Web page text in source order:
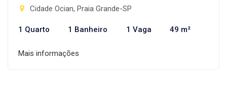
Cidade Ocian, Praia Grande-SP
1 Quarto 1 Banheiro 1 Vaga 49 m²
Mais informações